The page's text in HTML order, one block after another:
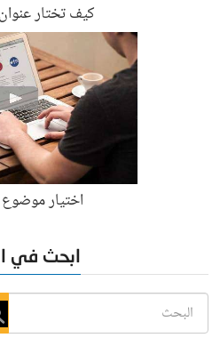
كيف تختار
اختيار
ابحث في